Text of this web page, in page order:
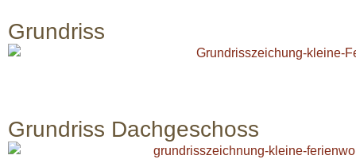
Grundriss
Grundriss Dachgeschoss